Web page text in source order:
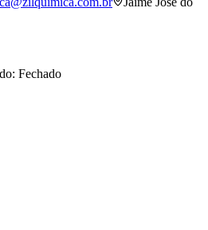
Fechado